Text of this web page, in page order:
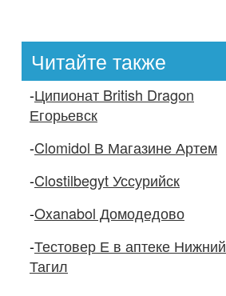
Читайте также
-Ципионат British Dragon
Егорьевск
-Clomidol В Магазине Артем
-Clostilbegyt Уссурийск
-Oxanabol Домодедово
-Тестовер Е в аптеке Нижний
Тагил